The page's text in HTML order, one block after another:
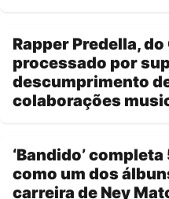
Rapper Predella,
processado por
descumprimento
colaborações
‘Bandido’
como um dos
carreira de Ney